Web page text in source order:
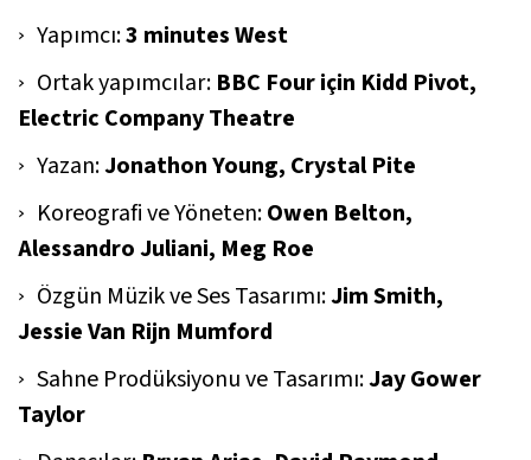
Yapımcı:3 minutes West
Ortak yapımcılar: BBC Four için Kidd Pivot,
Electric Company Theatre
Yazan:Jonathon Young, Crystal Pite
Koreografi ve Yöneten:Owen Belton,
Alessandro Juliani, Meg Roe
Özgün Müzik ve Ses Tasarımı:Jim Smith,
Jessie Van Rijn Mumford
Sahne Prodüksiyonu ve Tasarımı:Jay Gower
Taylor